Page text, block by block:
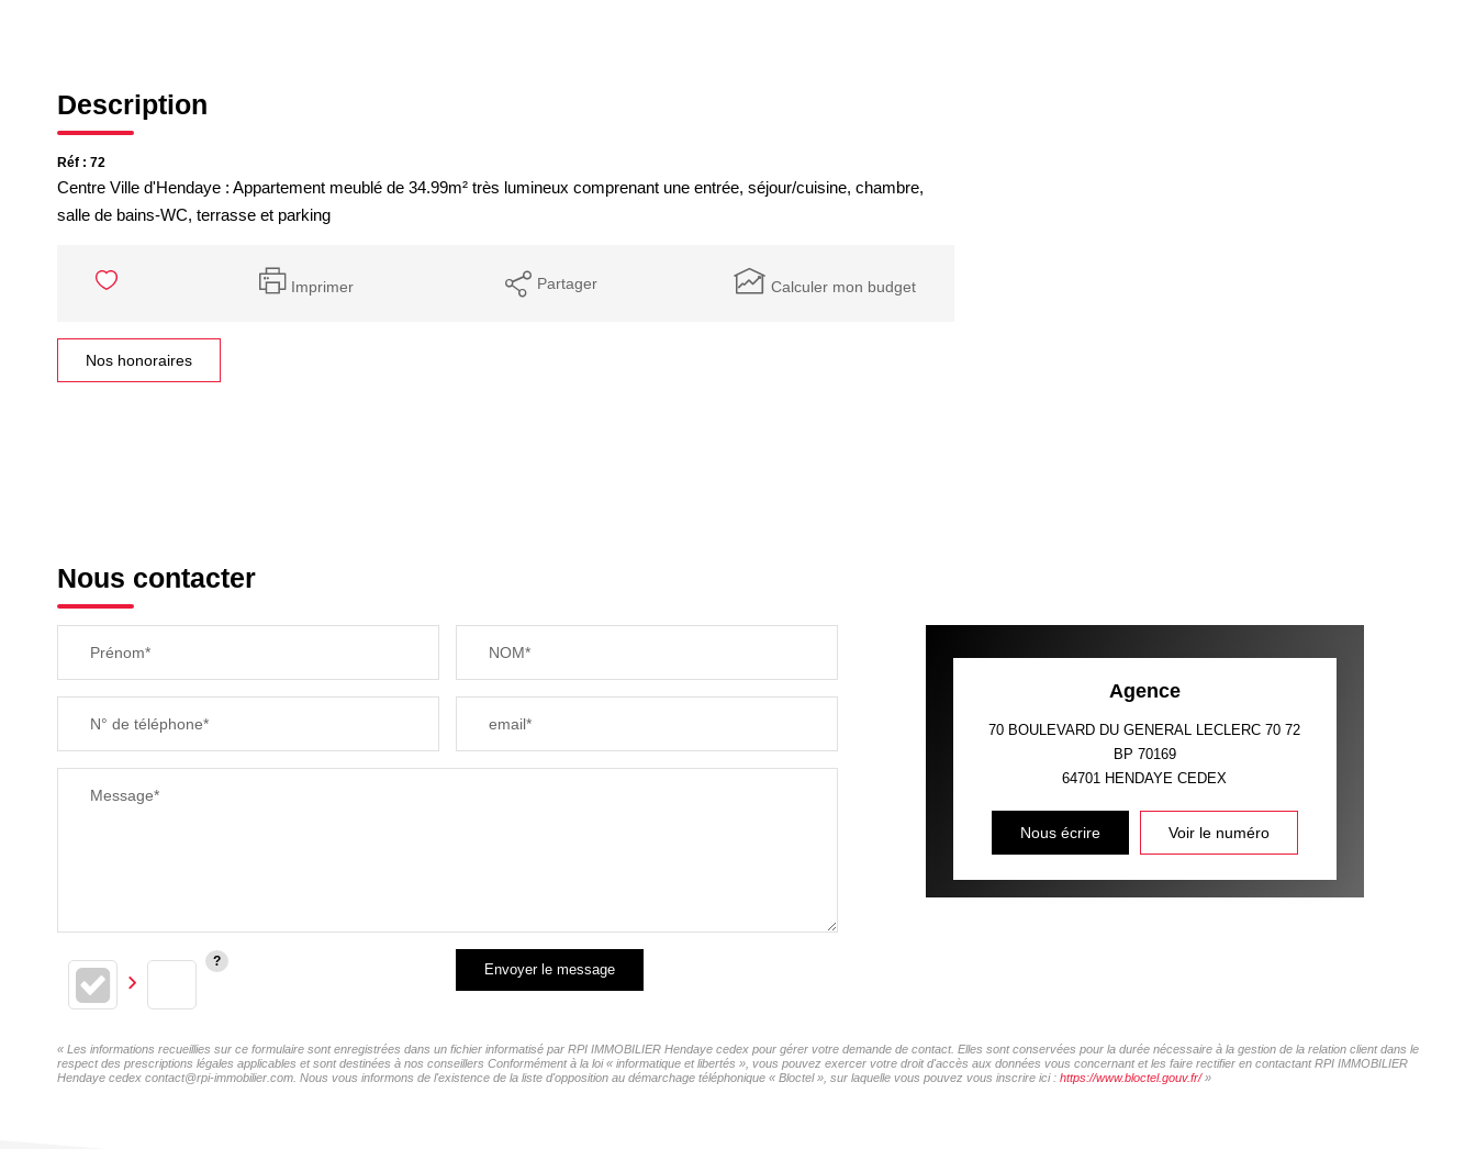
Description
Réf : 72
Centre Ville d'Hendaye : Appartement meublé de 34.99m² très lumineux comprenant une entrée, séjour/cuisine, chambre,
salle de bains-WC, terrasse et parking
Imprimer Partager Calculer mon budget
Nos honoraires
Nous contacter
Prénom* NOM*
N° de téléphone* email*
Message*
Envoyer le message
Agence
70 BOULEVARD DU GENERAL LECLERC 70 72
BP 70169
64701 HENDAYE CEDEX
Nous écrire Voir le numéro
« Les informations recueillies sur ce formulaire sont enregistrées dans un fichier informatisé par RPI IMMOBILIER Hendaye cedex pour gérer votre demande de contact. Elles sont conservées pour la durée nécessaire à la gestion de la relation client dans le
respect des prescriptions légales applicables et sont destinées à nos conseillers Conformément à la loi « informatique et libertés », vous pouvez exercer votre droit d'accès aux données vous concernant et les faire rectifier en contactant RPI IMMOBILIER
Hendaye cedex contact@rpi-immobilier.com. Nous vous informons de l'existence de la liste d'opposition au démarchage téléphonique « Bloctel », sur laquelle vous pouvez vous inscrire ici : https://www.bloctel.gouv.fr/»